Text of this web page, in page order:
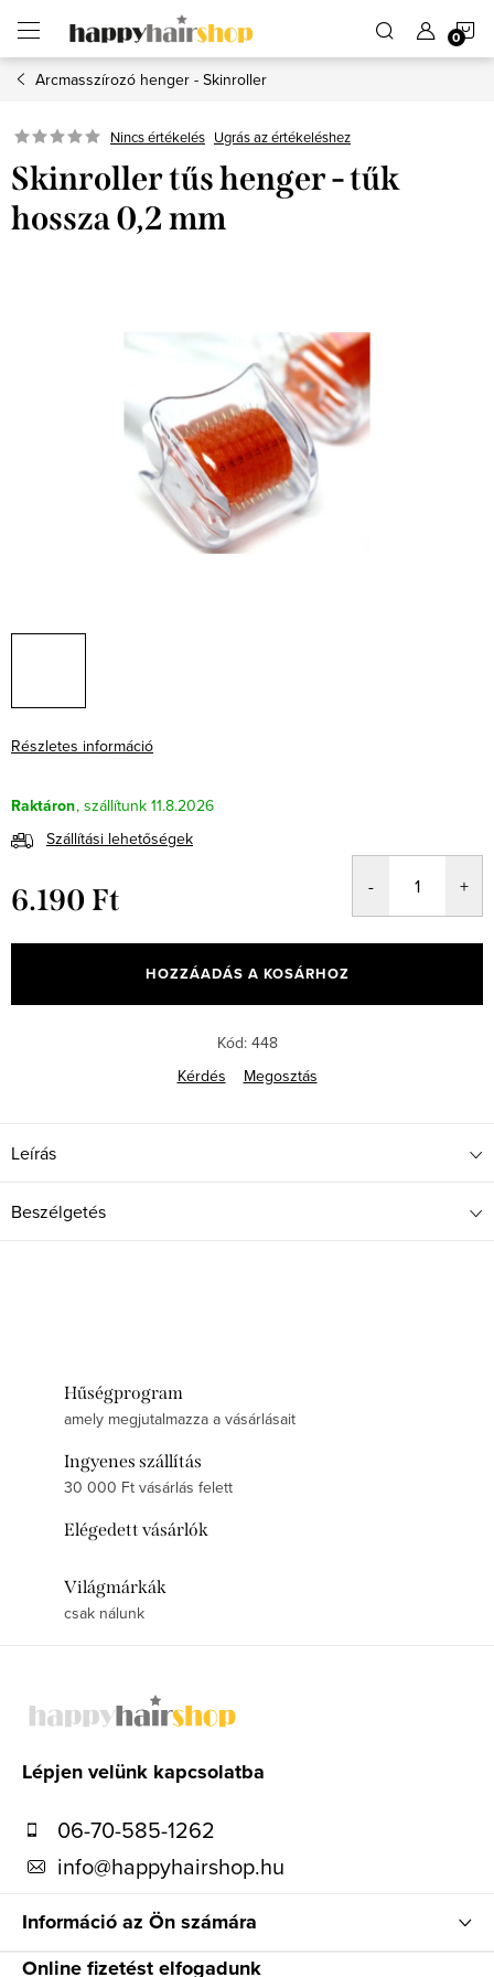
fő
tartalomhoz
Arcmasszírozó henger - Skinroller
Nincs értékelés Ugrás az értékeléshez
Skinroller tűs henger - tűk
hossza 0,2 mm
Részletes információ
Raktáron
11.8.2026
Szállítási lehetőségek
6.190 Ft
HOZZÁADÁS A KOSÁRHOZ
Kód: 448
Kérdés
Megosztás
Leírás
Beszélgetés
Hűségprogram
amely megjutalmazza a vásárlásait
Ingyenes szállítás
30 000 Ft vásárlás felett
Elégedett vásárlók
Világmárkák
csak nálunk
Lépjen velünk kapcsolatba
06-70-585-1262
info@happyhairshop.hu
Információ az Ön számára
Online fizetést elfogadunk